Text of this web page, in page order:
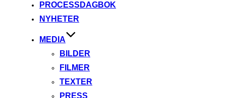
PROCESSDAGBOK
NYHETER
MEDIA
BILDER
FILMER
TEXTER
PRESS